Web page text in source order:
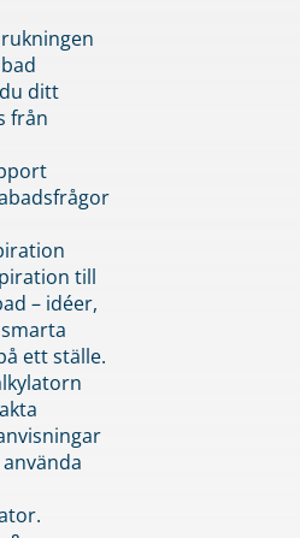
ditt
från
till
– idéer,
ett ställe.